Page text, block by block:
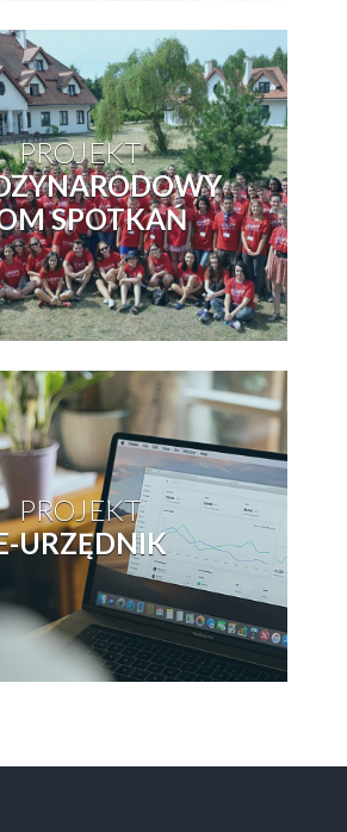
PROJEKT
SPOTKAŃ
PROJEKT
URZĘDNIK